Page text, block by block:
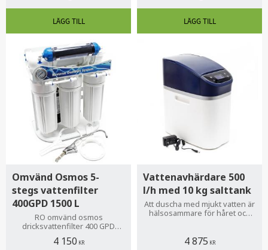
Omvänd Osmos 5-
stegs vattenfilter
400GPD 1500 L
RO omvänd osmos
dricksvattenfilter 400 GPD
dricksvatten per dygn
4 150 KR
Vattenavhärdare 500
l/h med 10 kg salttank
Att duscha med mjukt vatten är
hälsosammare för håret och
4 875 KR